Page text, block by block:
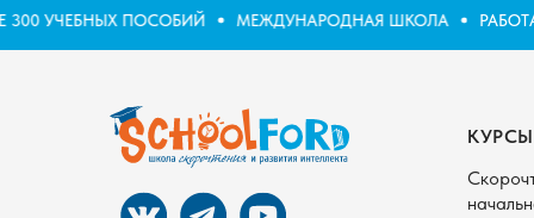
УЧЕБНЫХ ПОСОБИЙ МЕЖДУНАРОДНАЯ ШКОЛА
КУРСЫ